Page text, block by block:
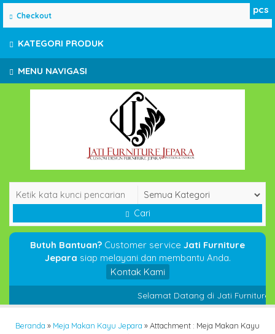
MENU NAVIGASI
Cari
Butuh Bantuan? Customer service Jati Furniture
Jepara siap melayani dan membantu Anda.
Kontak Kami
Selamat Datang di Jati Furniture
Beranda » Meja Makan Kayu Jepara » Attachment : Meja Makan Kayu
pcs
Checkout
KATEGORI PRODUK